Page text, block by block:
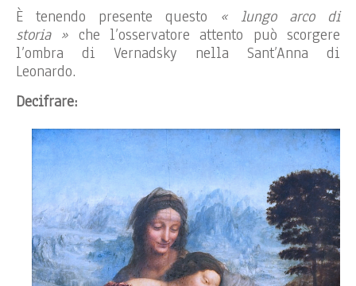
È tenendo presente questo « lungo arco di
storia » che l’osservatore attento può scorgere
l’ombra di Vernadsky nella Sant’Anna di
Leonardo.
Decifrare: